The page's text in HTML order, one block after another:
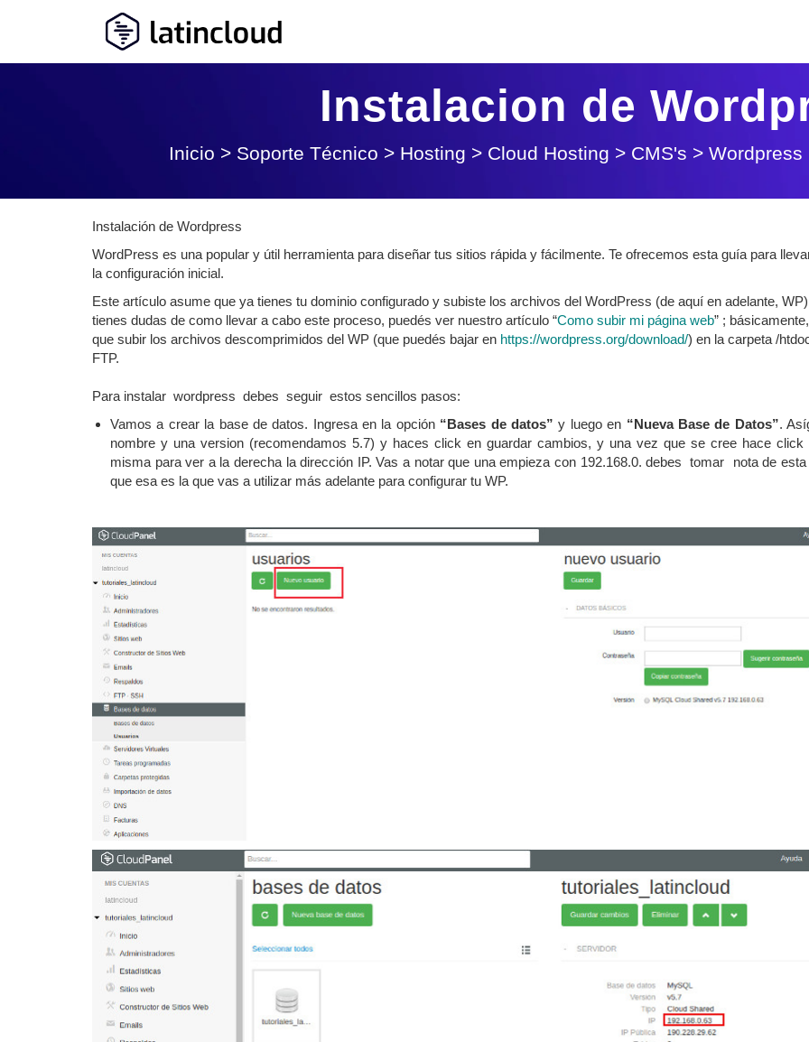
Instalacion de
Inicio > Soporte Técnico > Hosting > Cloud Hosting > CMS's > Wordpress
Instalación de Wordpress
WordPress es una popular y útil herramienta para diseñar tus sitios rápida y fácilmente. Te ofrecemos esta guía para
la configuración inicial.
Este artículo asume que ya tienes tu dominio configurado y subiste los archivos del WordPress (de aquí en adelante,
tienes dudas de como llevar a cabo este proceso, puedés ver nuestro artículo “Como subir mi página web” ;
que subir los archivos descomprimidos del WP (que puedés bajar en https://wordpress.org/download/) en la carpeta /
FTP.
Para instalar wordpress debes seguir estos sencillos pasos:
Vamos a crear la base de datos. Ingresa en la opción “Bases de datos” y luego en “Nueva Base de Datos”.
nombre y una version (recomendamos 5.7) y haces click en guardar cambios, y una vez que se cree hace click
misma para ver a la derecha la dirección IP. Vas a notar que una empieza con 192.168.0. debes tomar nota de
que esa es la que vas a utilizar más adelante para configurar tu WP.